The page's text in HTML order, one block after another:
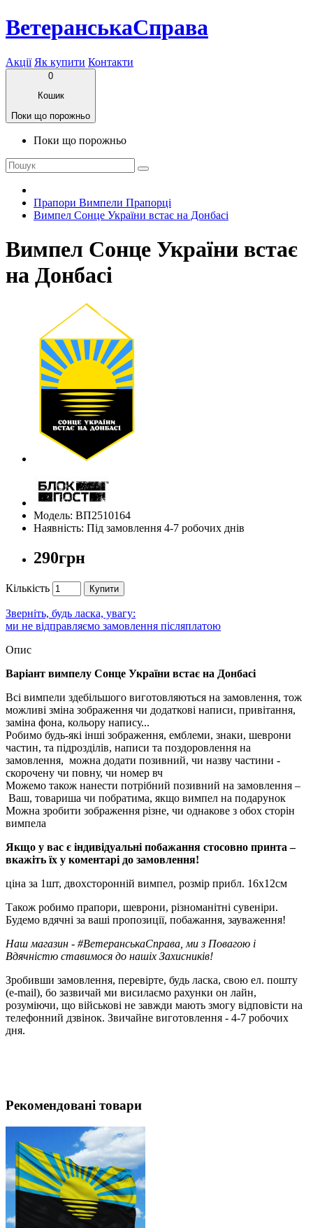
ВетеранськаСправа
Акції Як купити Контакти
0
Кошик
Поки що порожньо
Поки що порожньо
Прапори Вимпели Прапорці
Вимпел Сонце України встає на Донбасі
Вимпел Сонце України встає
на Донбасі
Модель: ВП2510164
Наявність: Під замовлення 4-7 робочих днів
290грн
Кількість Купити
Зверніть, будь ласка, увагу:
ми не відправляємо замовлення післяплатою
Опис
Варіант вимпелу Сонце України встає на Донбасі
Всі вимпели здебільшого виготовляються на замовлення, тож
можливі зміна зображення чи додаткові написи, привітання,
заміна фона, кольору напису...
Робимо будь-які інші зображення, емблеми, знаки, шеврони
частин, та підрозділів, написи та поздоровлення на
замовлення, можна додати позивний, чи назву частини -
скорочену чи повну, чи номер вч
Можемо також нанести потрібний позивний на замовлення –
Ваш, товариша чи побратима, якщо вимпел на подарунок
Можна зробити зображення різне, чи однакове з обох сторін
вимпела
Якщо у вас є індивідуальні побажання стосовно принта –
вкажіть їх у коментарі до замовлення!
ціна за 1шт, двохсторонній вимпел, розмір прибл. 16х12см
Також робимо прапори, шеврони, різноманітні сувеніри.
Будемо вдячні за ваші пропозиції, побажання, зауваження!
Наш магазин - #ВетеранськаСправа, ми з Повагою і
Вдячністю ставимося до нашіх Захисників!
Зробивши замовлення, перевірте, будь ласка, свою ел. пошту
(e-mail), бо зазвичай ми висилаємо рахунки он лайн,
розуміючи, що військові не завжди мають змогу відповісти на
телефонний дзвінок. Звичайне виготовлення - 4-7 робочих
дня.
Рекомендовані товари